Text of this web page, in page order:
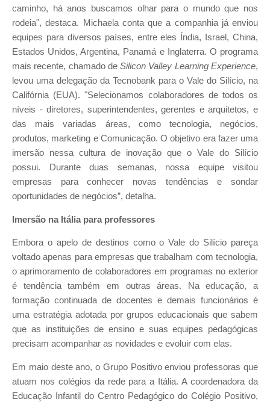
caminho, há anos buscamos olhar para o mundo que nos
rodeia", destaca. Michaela conta que a companhia já enviou
equipes para diversos países, entre eles Índia, Israel, China,
Estados Unidos, Argentina, Panamá e Inglaterra. O programa
mais recente, chamado deSilicon Valley Learning Experience,
levou uma delegação da Tecnobank para o Vale do Silício, na
Califórnia (EUA). "Selecionamos colaboradores de todos os
níveis - diretores, superintendentes, gerentes e arquitetos, e
das mais variadas áreas, como tecnologia, negócios,
produtos, marketing e Comunicação. O objetivo era fazer uma
imersão nessa cultura de inovação que o Vale do Silício
possui. Durante duas semanas, nossa equipe visitou
empresas para conhecer novas tendências e sondar
oportunidades de negócios”, detalha.
Imersão na Itália para professores
Embora o apelo de destinos como o Vale do Silício pareça
voltado apenas para empresas que trabalham com tecnologia,
o aprimoramento de colaboradores em programas no exterior
é tendência também em outras áreas. Na educação, a
formação continuada de docentes e demais funcionários é
uma estratégia adotada por grupos educacionais que sabem
que as instituições de ensino e suas equipes pedagógicas
precisam acompanhar as novidades e evoluir com elas.
Em maio deste ano, o Grupo Positivo enviou professoras que
atuam nos colégios da rede para a Itália. A coordenadora da
Educação Infantil do Centro Pedagógico do Colégio Positivo,